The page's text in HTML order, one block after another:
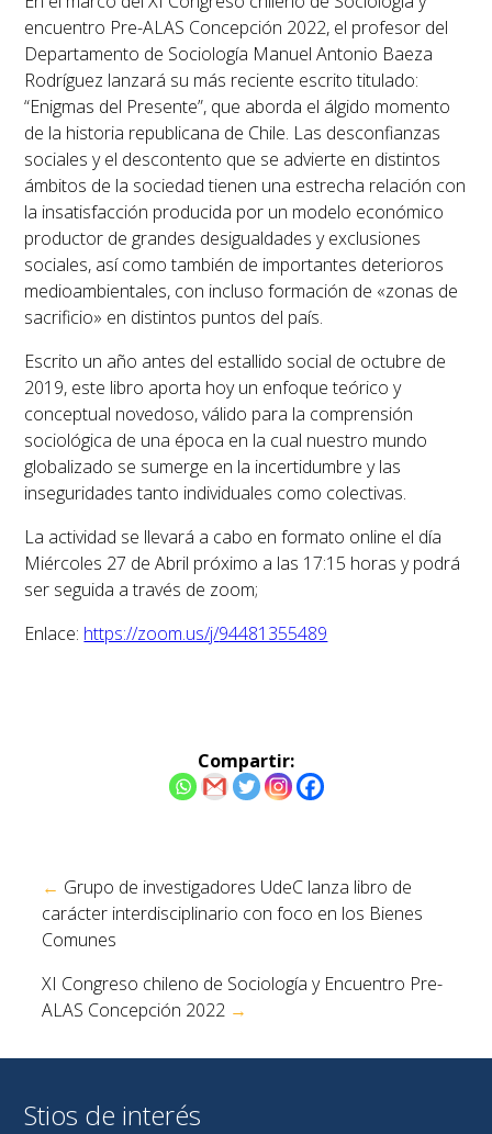
encuentro Pre-ALAS Concepción 2022, el profesor del
Departamento de Sociología Manuel Antonio Baeza
Rodríguez lanzará su más reciente escrito titulado:
“Enigmas del Presente”, que aborda el álgido momento
de la historia republicana de Chile. Las desconfianzas
sociales y el descontento que se advierte en distintos
ámbitos de la sociedad tienen una estrecha relación con
la insatisfacción producida por un modelo económico
productor de grandes desigualdades y exclusiones
sociales, así como también de importantes deterioros
medioambientales, con incluso formación de «zonas de
sacrificio» en distintos puntos del país.
Escrito un año antes del estallido social de octubre de
2019, este libro aporta hoy un enfoque teórico y
conceptual novedoso, válido para la comprensión
sociológica de una época en la cual nuestro mundo
globalizado se sumerge en la incertidumbre y las
inseguridades tanto individuales como colectivas.
La actividad se llevará a cabo en formato online el día
Miércoles 27 de Abril próximo a las 17:15 horas y podrá
ser seguida a través de zoom;
Enlace: https://zoom.us/j/94481355489
Compartir:
entradas
← Grupo de investigadores UdeC lanza libro de
carácter interdisciplinario con foco en los Bienes
Comunes
XI Congreso chileno de Sociología y Encuentro Pre-
ALAS Concepción 2022 →
Stios de interés